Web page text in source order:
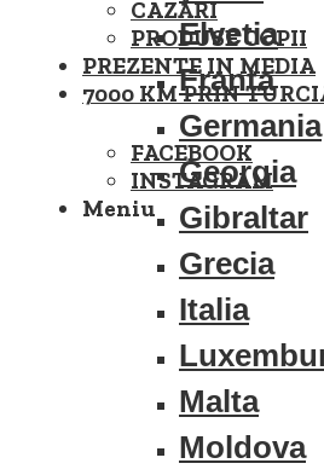
CAZĂRI
PRODUSE COPII
PREZENTE IN MEDIA
7000 KM PRIN
FACEBOOK
INSTAGRAM
Meniu
Elvetia
Franta
Germania
Georgia
Gibraltar
Grecia
Italia
Malta
Moldova